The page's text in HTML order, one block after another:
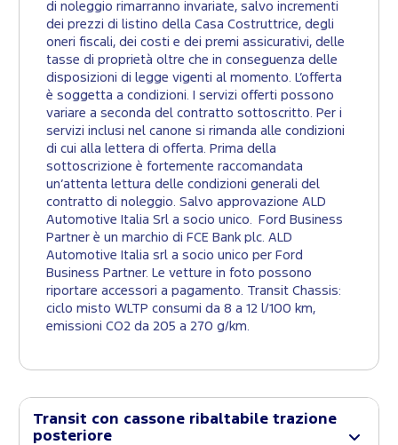
di noleggio rimarranno invariate, salvo incrementi
dei prezzi di listino della Casa Costruttrice, degli
oneri fiscali, dei costi e dei premi assicurativi, delle
tasse di proprietà oltre che in conseguenza delle
disposizioni di legge vigenti al momento. L’offerta
è soggetta a condizioni. I servizi offerti possono
variare a seconda del contratto sottoscritto. Per i
servizi inclusi nel canone si rimanda alle condizioni
di cui alla lettera di offerta. Prima della
sottoscrizione è fortemente raccomandata
un’attenta lettura delle condizioni generali del
contratto di noleggio. Salvo approvazione ALD
Automotive Italia Srl a socio unico. Ford Business
Partner è un marchio di FCE Bank plc. ALD
Automotive Italia srl a socio unico per Ford
Business Partner. Le vetture in foto possono
riportare accessori a pagamento. Transit Chassis:
ciclo misto WLTP consumi da 8 a 12 l/100 km,
emissioni CO2 da 205 a 270 g/km.
Transit con cassone ribaltabile trazione
posteriore